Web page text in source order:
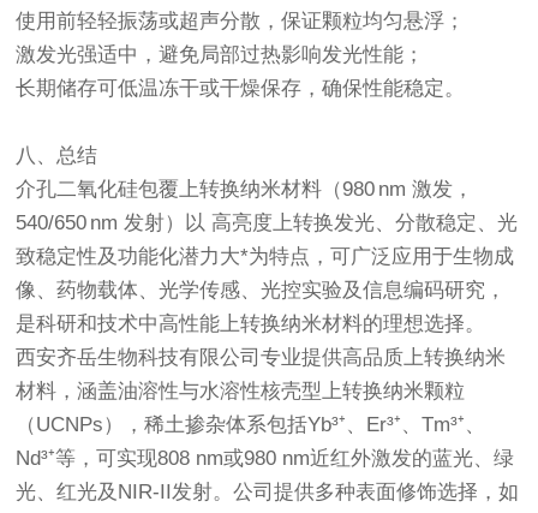
使用前轻轻振荡或超声分散，保证颗粒均匀悬浮；
激发光强适中，避免局部过热影响发光性能；
长期储存可低温冻干或干燥保存，确保性能稳定。
八、总结
介孔二氧化硅包覆上转换纳米材料（980 nm 激发，
540/650 nm 发射）以 高亮度上转换发光、分散稳定、光
致稳定性及功能化潜力大*为特点，可广泛应用于生物成
像、药物载体、光学传感、光控实验及信息编码研究，
是科研和技术中高性能上转换纳米材料的理想选择。
西安齐岳生物科技有限公司专业提供高品质上转换纳米
材料，涵盖油溶性与水溶性核壳型上转换纳米颗粒
（UCNPs），稀土掺杂体系包括Yb³⁺、Er³⁺、Tm³⁺、
Nd³⁺等，可实现808 nm或980 nm近红外激发的蓝光、绿
光、红光及NIR-II发射。公司提供多种表面修饰选择，如